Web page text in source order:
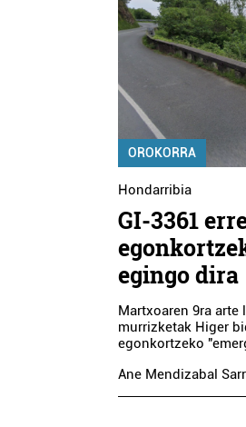
OROKORRA
Hondarribia
GI-3361
egingo dira
Martxoaren 9ra
murrizketak Higer
egonkortzeko
Ane Mendizabal